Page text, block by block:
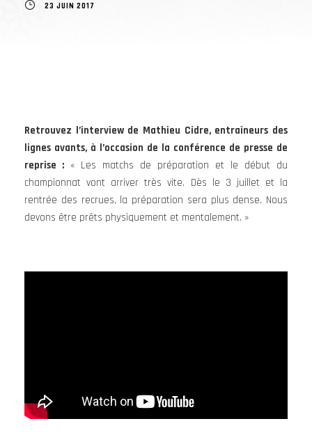
23 JUIN 2017
Retrouvez l’interview de Mathieu Cidre, entraîneurs des
lignes avants, à l’occasion de la conférence de presse de
reprise : « Les matchs de préparation et le début du
championnat vont arriver très vite. Dès le 3 juillet et la
rentrée des recrues, la préparation sera plus dense. Nous
devons être prêts physiquement et mentalement. »